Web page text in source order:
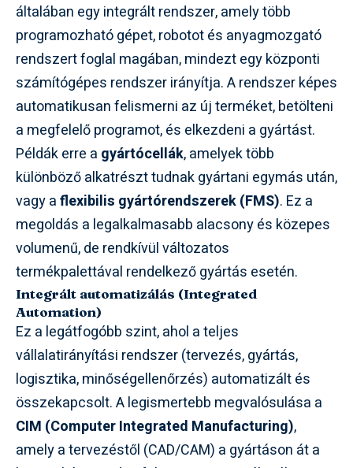
általában egy integrált rendszer, amely több
programozható gépet, robotot és anyagmozgató
rendszert foglal magában, mindezt egy központi
számítógépes rendszer irányítja. A rendszer képes
automatikusan felismerni az új terméket, betölteni
a megfelelő programot, és elkezdeni a gyártást.
Példák erre a gyártócellák, amelyek több
különböző alkatrészt tudnak gyártani egymás után,
vagy aflexibilis gyártórendszerek (FMS). Ez a
megoldás a legalkalmasabb alacsony és közepes
volumenű, de rendkívül változatos
termékpalettával rendelkező gyártás esetén.
Integrált automatizálás (Integrated
Automation)
Ez a legátfogóbb szint, ahol a teljes
vállalatirányítási rendszer (tervezés, gyártás,
logisztika, minőségellenőrzés) automatizált és
összekapcsolt. A legismertebb megvalósulása a
CIM (Computer Integrated Manufacturing),
amely a tervezéstől (CAD/CAM) a gyártáson át a